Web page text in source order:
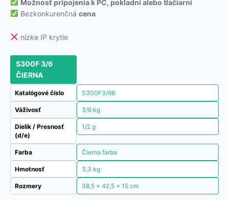
Možnosť pripojenia k PC, pokladni alebo tlačiarni
Bezkonkurenčná cena
nízke IP krytie
S300F 3/6
ČIERNA
Katalógové číslo S300F3/6B
Váživosť 3/6 kg
Dielik / Presnosť
(d/e)
1/2 g
Farba Čierna farba
Hmotnosť 3,3 kg
Rozmery 38,5 × 42,5 × 15 cm